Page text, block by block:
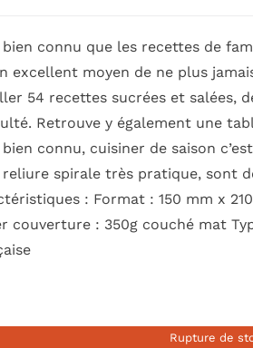
connu que les recettes de
excellent moyen de ne plus
54 recettes sucrées et salées,
Retrouve y également une
bien connu, cuisiner de saison
reliure spirale très pratique, sont
: Format : 150 mm x
couverture : 350g couché mat
Rupture de